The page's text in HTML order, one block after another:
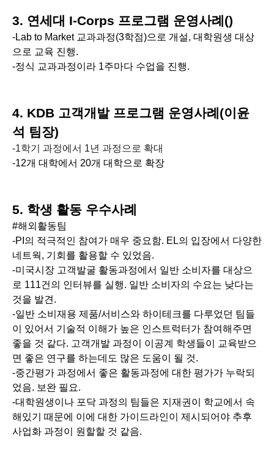
3. 연세대 I-Corps 프로그램 운영사례()
-Lab to Market 교과과정(3학점)으로 개설, 대학원생 대상
으로 교육 진행.
-정식 교과과정이라 1주마다 수업을 진행.
4. KDB 고객개발 프로그램 운영사례(이윤
석 팀장)
-1학기 과정에서 1년 과정으로 확대
-12개 대학에서 20개 대학으로 확장
5. 학생 활동 우수사례
#해외활동팀
-PI의 적극적인 참여가 매우 중요함. EL의 입장에서 다양한
네트웍, 기회를 활용할 수 있었음.
-미국시장 고객발굴 활동과정에서 일반 소비자를 대상으
로 111건의 인터뷰를 실행. 일반 소비자의 수요는 낮다는
것을 발견.
-일반 소비재용 제품/서비스와 하이테크를 다루었던 팀들
이 있어서 기술적 이해가 높은 인스트럭터가 참여해주면
좋을 것 같다. 고객개발 과정이 이공계 학생들이 교육받으
면 좋은 연구를 하는데도 많은 도움이 될 것.
-중간평가 과정에서 좋은 활동과정에 대한 평가가 누락되
었음. 보완 필요.
-대학원생이나 포닥 과정의 팀들은 지재권이 학교에서 속
해있기 때문에 이에 대한 가이드라인이 제시되어야 추후
사업화 과정이 원할할 것 같음.